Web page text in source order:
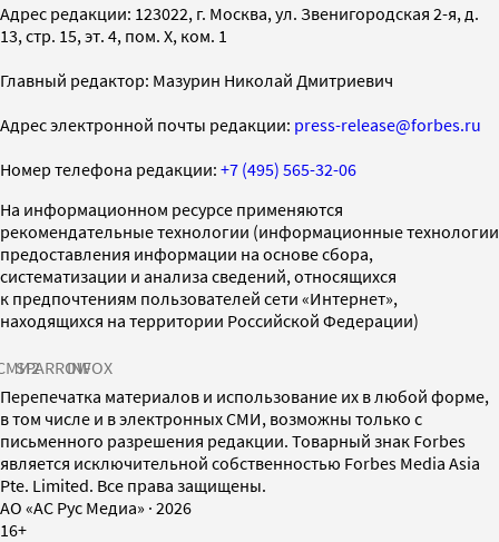
Адрес редакции: 123022, г. Москва, ул. Звенигородская 2-я, д.
13, стр. 15, эт. 4, пом. X, ком. 1
Главный редактор: Мазурин Николай Дмитриевич
Адрес электронной почты редакции: press-release@forbes.ru
Номер телефона редакции: +7 (495) 565-32-06
На информационном ресурсе применяются
рекомендательные технологии (информационные технологии
предоставления информации на основе сбора,
систематизации и анализа сведений, относящихся
к предпочтениям пользователей сети «Интернет»,
находящихся на территории Российской Федерации)
SPARROWINFOX
Перепечатка материалов и использование их в любой форме,
в том числе и в электронных СМИ, возможны только с
письменного разрешения редакции. Товарный знак Forbes
является исключительной собственностью Forbes Media Asia
Pte. Limited. Все права защищены.
AO «АС Рус Медиа» · 2026
16+